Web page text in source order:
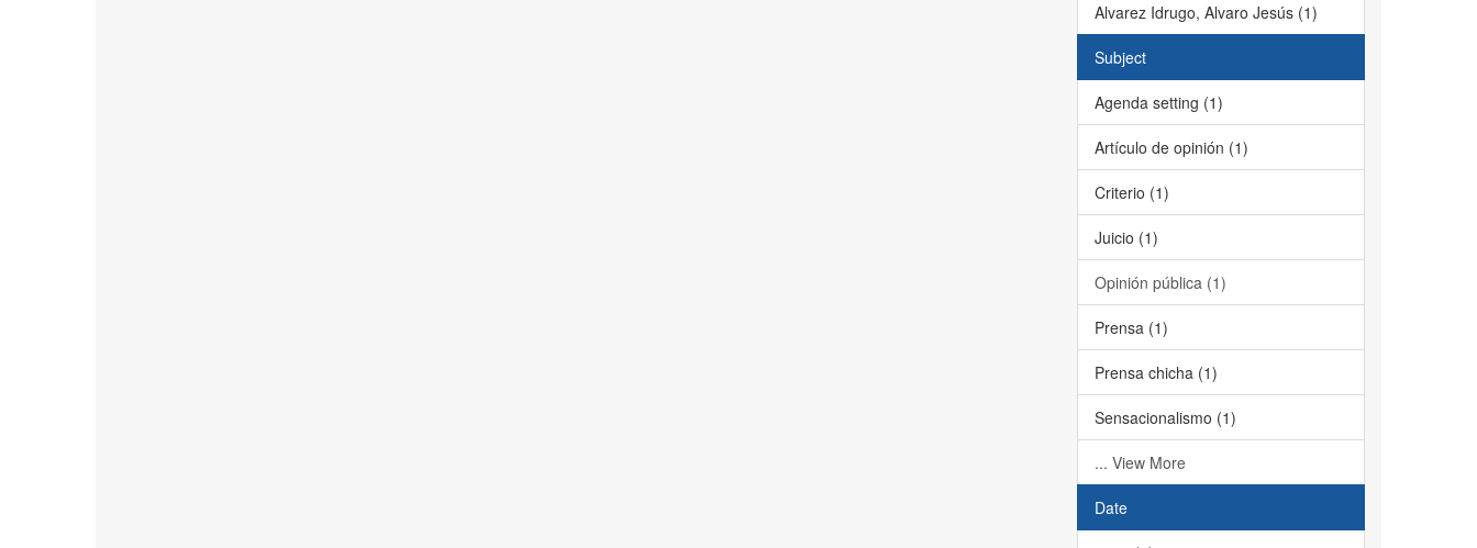
Alvarez Idrugo, Alvaro Jesús (1)
Subject
Agenda setting (1)
Artículo de opinión (1)
Criterio (1)
Juicio (1)
Opinión pública (1)
Prensa (1)
Prensa chicha (1)
Sensacionalismo (1)
... View More
Date